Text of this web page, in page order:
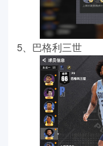
5、巴格利三世